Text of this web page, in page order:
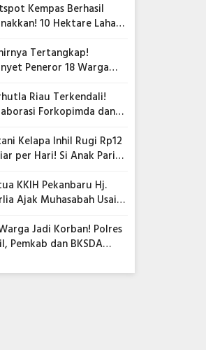
Kempas Berhasil
10 Hektare Lahan
Pimpin Langsung
Tertangkap!
Peneror 18 Warga
Riau Terkendali!
Forkopimda dan
Kelapa Inhil Rugi Rp12
per Hari! Si Anak Parit
Anjlok
KKIH Pekanbaru Hj.
Ajak Muhasabah Usai
Monyet di Jadi Korban! Polres
Pemkab dan BKSDA
Tembilahan